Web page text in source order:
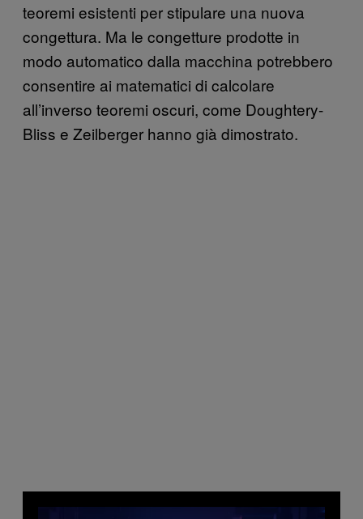
teoremi esistenti per stipulare una nuova
congettura. Ma le congetture prodotte in
modo automatico dalla macchina potrebbero
consentire ai matematici di calcolare
all’inverso teoremi oscuri, come Doughtery-
Bliss e Zeilberger hanno già dimostrato.